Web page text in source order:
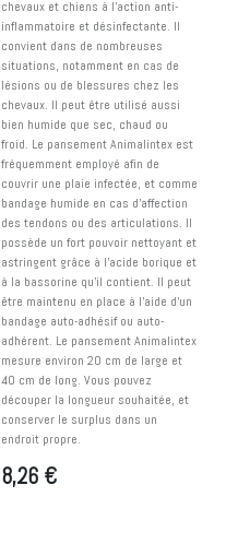
chevaux et chiens à l’action anti-
inflammatoire et désinfectante. Il
convient dans de nombreuses
situations, notamment en cas de
lésions ou de blessures chez les
chevaux. Il peut être utilisé aussi
bien humide que sec, chaud ou
froid. Le pansement Animalintex est
fréquemment employé afin de
couvrir une plaie infectée, et comme
bandage humide en cas d’affection
des tendons ou des articulations. Il
possède un fort pouvoir nettoyant et
astringent grâce à l’acide borique et
à la bassorine qu’il contient. Il peut
être maintenu en place à l’aide d’un
bandage auto-adhésif ou auto-
adhérent. Le pansement Animalintex
mesure environ 20 cm de large et
40 cm de long. Vous pouvez
découper la longueur souhaitée, et
conserver le surplus dans un
endroit propre.
8,26€